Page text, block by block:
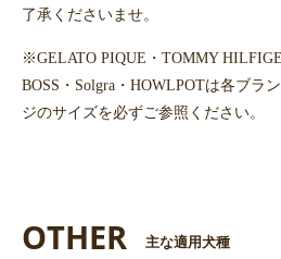
了承くださいませ。
※GELATO PIQUE・TOMMY
BOSS・Solgra・HOWLPOTは各ブラ
ジのサイズを必ずご参照ください。
OTHER 主な適用犬種